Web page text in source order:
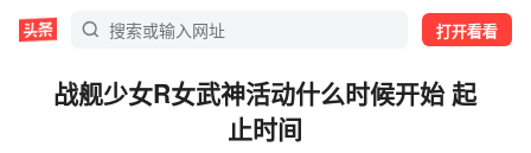
打开看看
战舰少女R女武神活动什么时候开始 起
止时间